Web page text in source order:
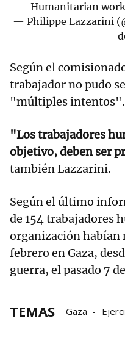
Humanitarian
— Philippe Lazzarini
Según el
trabajador no pudo
"múltiples intentos".
"Los trabajadores
objetivo, deben ser
también Lazzarini.
Según el último
de 154 trabajadores
organización habían
febrero en Gaza,
guerra, el pasado 7
TEMAS Gaza